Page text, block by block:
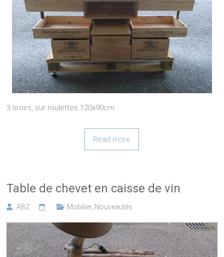
3 tiroirs, sur roulettes 120x90cm
Read more
Table de chevet en caisse de vin
ABZ Mobilier, Nouveautés